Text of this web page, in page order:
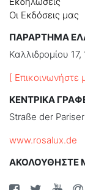
Οι Εκδόσεις μας
ΠΑΡΑΡΤΗΜΑ
Καλλιδρομίου
[ Επικοινωνήστε
ΚΕΝΤΡΙΚΑ
Straße der
www.rosalux.de
ΑΚΟΛΟΥΘΗΣΤΕ